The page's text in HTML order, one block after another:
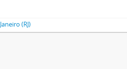
(RJ)